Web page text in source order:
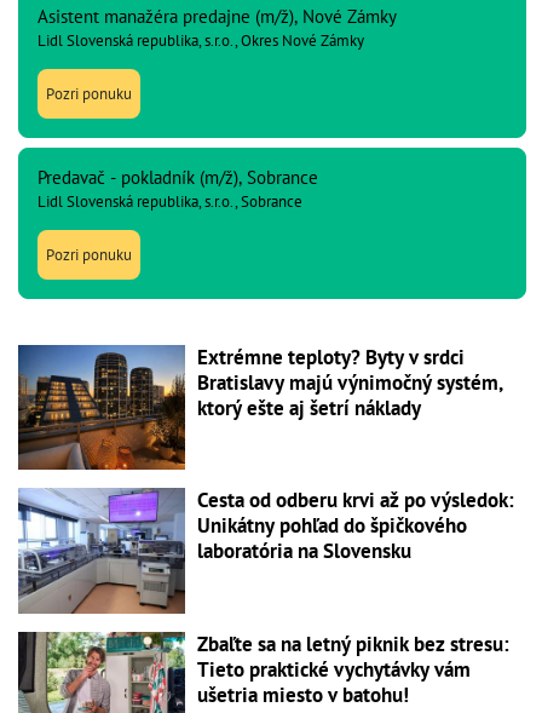
Asistent manažéra predajne (m/ž), Nové Zámky
Lidl Slovenská republika, s.r.o., Okres Nové Zámky
Pozri ponuku
Predavač - pokladník (m/ž), Sobrance
Lidl Slovenská republika, s.r.o., Sobrance
Pozri ponuku
Extrémne teploty? Byty v srdci
Bratislavy majú výnimočný systém,
ktorý ešte aj šetrí náklady
Cesta od odberu krvi až po výsledok:
Unikátny pohľad do špičkového
laboratória na Slovensku
Zbaľte sa na letný piknik bez stresu:
Tieto praktické vychytávky vám
ušetria miesto v batohu!